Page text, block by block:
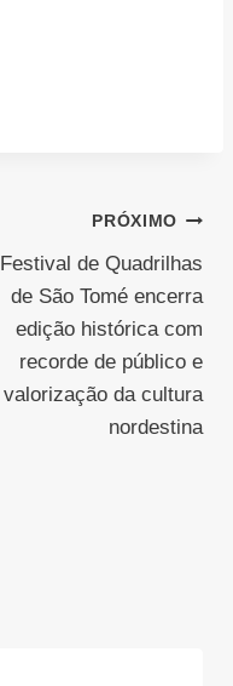
PRÓXIMO
Festival de Quadrilhas
de São Tomé encerra
edição histórica com
recorde de público e
valorização da cultura
nordestina